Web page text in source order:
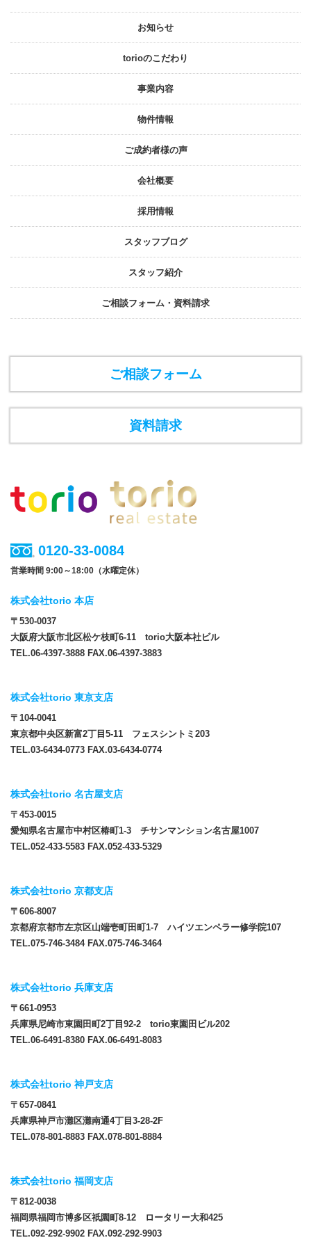
お知らせ
torioのこだわり
事業内容
物件情報
ご成約者様の声
会社概要
採⽤情報
スタッフブログ
スタッフ紹介
ご相談フォーム・資料請求
ご相談フォーム
資料請求
0120-33-0084
営業時間 9:00～18:00（水曜定休）
株式会社torio 本店
〒530-0037
大阪府大阪市北区松ケ枝町6-11 torio大阪本社ビル
TEL.06-4397-3888 FAX.06-4397-3883
株式会社torio 東京支店
〒104-0041
東京都中央区新富2丁目5-11 フェスシントミ203
TEL.03-6434-0773 FAX.03-6434-0774
株式会社torio 名古屋支店
〒453-0015
愛知県名古屋市中村区椿町1-3 チサンマンション名古屋1007
TEL.052-433-5583 FAX.052-433-5329
株式会社torio 京都支店
〒606-8007
京都府京都市左京区山端壱町田町1-7 ハイツエンペラー修学院107
TEL.075-746-3484 FAX.075-746-3464
株式会社torio 兵庫支店
〒661-0953
兵庫県尼崎市東園田町2丁目92-2 torio東園田ビル202
TEL.06-6491-8380 FAX.06-6491-8083
株式会社torio 神戸支店
〒657-0841
兵庫県神戸市灘区灘南通4丁目3-28-2F
TEL.078-801-8883 FAX.078-801-8884
株式会社torio 福岡支店
〒812-0038
福岡県福岡市博多区祇園町8-12 ロータリー大和425
TEL.092-292-9902 FAX.092-292-9903